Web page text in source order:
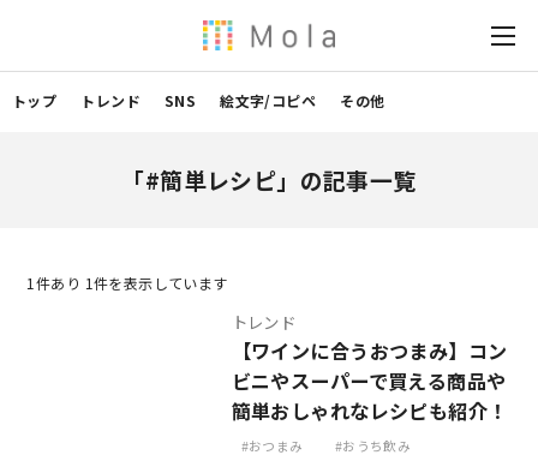
トップ トレンド SNS 絵文字/コピペ その他
「#簡単レシピ」の記事一覧
1 件あり 1件を表示しています
トレンド
【ワインに合うおつまみ】コン
ビニやスーパーで買える商品や
簡単おしゃれなレシピも紹介！
おつまみ
おうち飲み